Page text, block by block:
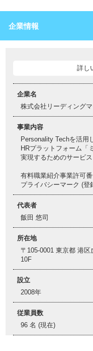
企業情報
詳し
企業名
株式会社リーディングマ
事業内容
Personality Techを活用
HRプラットフォーム「
実現するためのサービス
有料職業紹介事業許可番
プライバシーマーク (登
代表者
飯田 悠司
所在地
〒105-0001 東京都 港
10F
設立
2008年
従業員数
96 名 (現在)